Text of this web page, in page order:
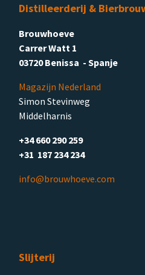
Distilleerderij &
Brouwhoeve
Carrer Watt 1
03720 Benissa - Spanje
Magazijn Nederland
Simon Stevinweg
Middelharnis
+34 660 290 259
+31 187 234 234
info@brouwhoeve.com
Slijterij